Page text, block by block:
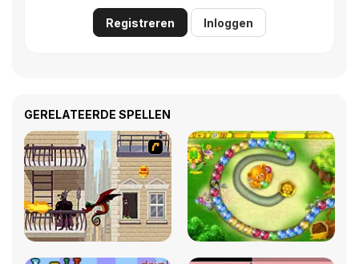
Registreren Inloggen
GERELATEERDE SPELLEN